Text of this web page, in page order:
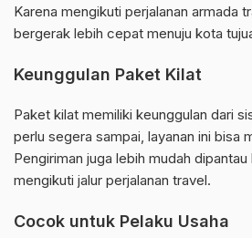
Karena mengikuti perjalanan armada
bergerak lebih cepat menuju kota
Keunggulan Paket Kilat
Paket kilat memiliki keunggulan dari
perlu segera sampai, layanan ini bisa
Pengiriman juga lebih mudah
mengikuti jalur perjalanan travel.
Cocok untuk Pelaku Usaha